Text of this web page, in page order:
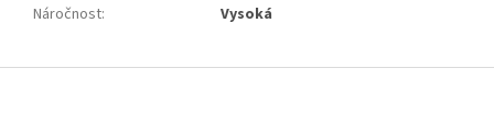
Náročnost: Vysoká